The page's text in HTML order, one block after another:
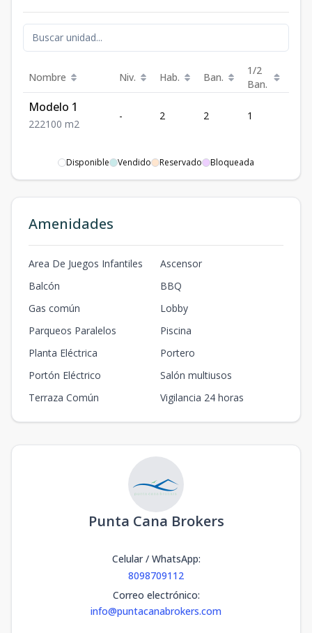
Nombre Niv. Hab. Ban.
1/2
Ban.
Modelo 1
222100 m2
- 2 2 1
Disponible Vendido Reservado Bloqueada
Amenidades
Area De Juegos Infantiles
Ascensor
Balcón
BBQ
Gas común
Lobby
Parqueos Paralelos
Piscina
Planta Eléctrica
Portero
Portón Eléctrico
Salón multiusos
Terraza Común
Vigilancia 24 horas
Punta Cana Brokers
Celular / WhatsApp:
8098709112
Correo electrónico:
info@puntacanabrokers.com